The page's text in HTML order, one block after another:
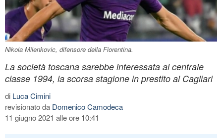
Nikola Milenkovic, difensore della Fiorentina.
La società toscana sarebbe interessata al centrale
classe 1994, la scorsa stagione in prestito al Cagliari
di Luca Cimini
revisionato da Domenico Camodeca
11 giugno 2021 alle ore 10:41